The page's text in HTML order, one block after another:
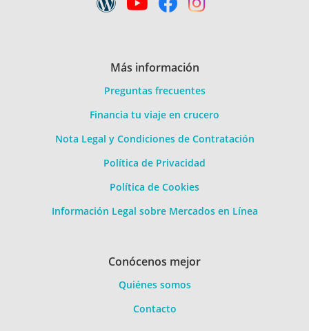
Más información
Preguntas frecuentes
Financia tu viaje en crucero
Nota Legal y Condiciones de Contratación
Política de Privacidad
Política de Cookies
Información Legal sobre Mercados en Línea
Conócenos mejor
Quiénes somos
Contacto